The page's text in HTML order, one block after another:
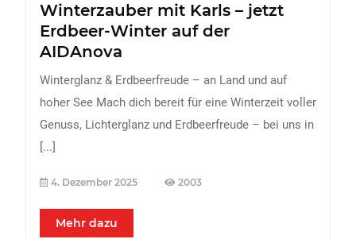
ERDBEEREN
URLAUB
Winterzauber mit Karls – jetzt
Erdbeer-Winter auf der
AIDAnova
Winterglanz & Erdbeerfreude – an Land und auf
hoher See Mach dich bereit für eine Winterzeit voller
Genuss, Lichterglanz und Erdbeerfreude – bei uns in
[...]
4. Dezember 2025 2003
Mehr dazu